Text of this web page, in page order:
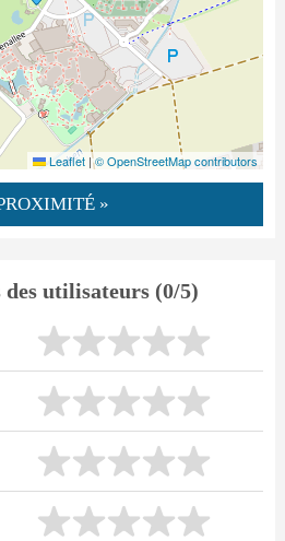
Leaflet |© OpenStreetMap contributors
»
utilisateurs (0/5)